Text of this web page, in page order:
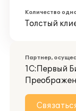
Количество
Толстый
Партнер,
1С:Первый